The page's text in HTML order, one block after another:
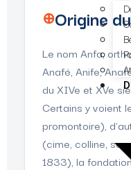
⊕Origine
Le nom Anfa,
Anafé, Anife,
du XIVe et XVe
Certains y voient
promontoire),
(cime, colline,
1833), la